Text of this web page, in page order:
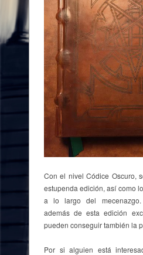
Con el nivel Códice Oscuro,
estupenda edición, así como
a lo largo del
además de esta edición
pueden conseguir también la
Por si alguien está